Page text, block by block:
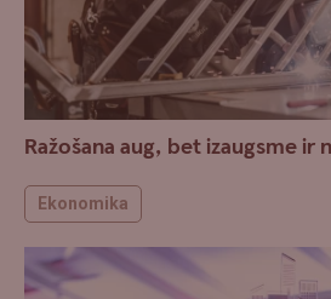
Ražošana aug, bet izaugsme ir
Ekonomika